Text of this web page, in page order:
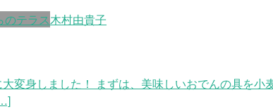
のテラス木村由貴子
変身しました！ まずは、美味しいおでんの具を